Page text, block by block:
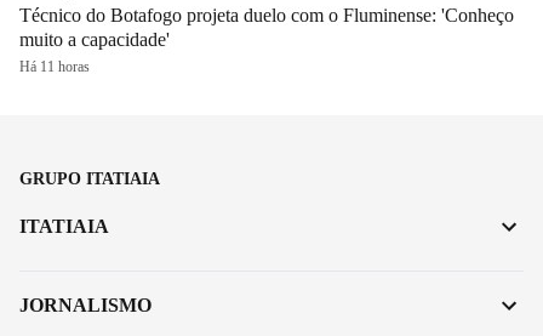
Técnico do Botafogo projeta duelo com o Fluminense: 'Conheço
muito a capacidade'
Há 11 horas
GRUPO ITATIAIA
ITATIAIA
JORNALISMO